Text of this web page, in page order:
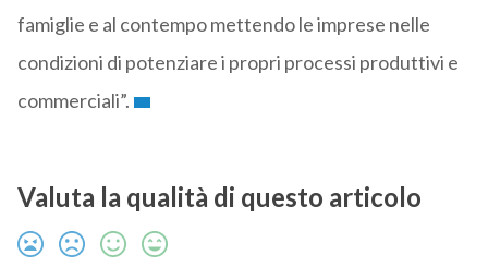
famiglie e al contempo mettendo le imprese nelle
condizioni di potenziare i propri processi produttivi e
commerciali”.
Valuta la qualità di questo articolo